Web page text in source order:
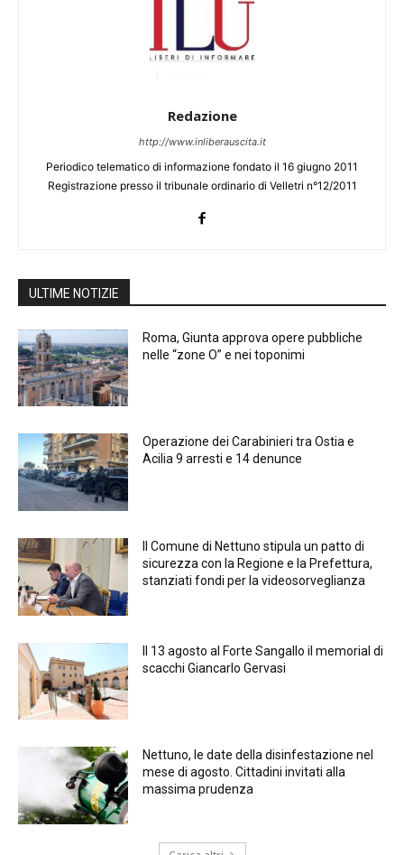
Redazione
http://www.inliberauscita.it
Periodico telematico di informazione fondato il 16 giugno 2011
Registrazione presso il tribunale ordinario di Velletri n°12/2011
ULTIME NOTIZIE
Roma, Giunta approva opere pubbliche
nelle “zone O” e nei toponimi
Operazione dei Carabinieri tra Ostia e
Acilia 9 arresti e 14 denunce
Il Comune di Nettuno stipula un patto di
sicurezza con la Regione e la Prefettura,
stanziati fondi per la videosorveglianza
Il 13 agosto al Forte Sangallo il memorial di
scacchi Giancarlo Gervasi
Nettuno, le date della disinfestazione nel
mese di agosto. Cittadini invitati alla
massima prudenza